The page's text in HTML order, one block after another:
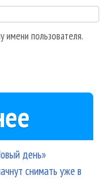
имени пользователя.
день»
снимать уже в